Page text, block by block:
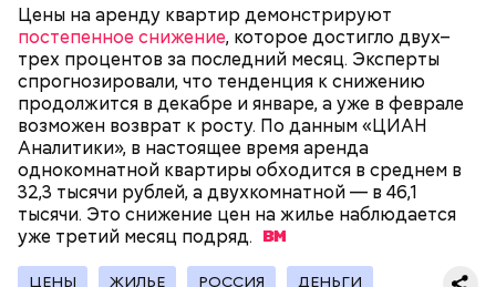
Цены на аренду квартир демонстрируют
постепенное снижение, которое достигло двух–
трех процентов за последний месяц. Эксперты
спрогнозировали, что тенденция к снижению
продолжится в декабре и январе, а уже в феврале
возможен возврат к росту. По данным «ЦИАН
Аналитики», в настоящее время аренда
однокомнатной квартиры обходится в среднем в
32,3 тысячи рублей, а двухкомнатной — в 46,1
тысячи. Это снижение цен на жилье наблюдается
уже третий месяц подряд.
ЦЕНЫ ЖИЛЬЕ РОССИЯ ДЕНЬГИ
— Кабачки, порезанные кубиками, нужно легко
обжарить на сковороде. К ним добавляются зелень
петрушки, чеснок, соль и оливковое масло.
Получается очень вкусно, — поделился рецептом
Копылов.
подчеркнула доктор.